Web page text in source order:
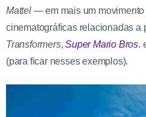
Mattel — em mais um
cinematográficas relacionadas a
Transformers,Super Mario Bros.
(para ficar nesses exemplos).